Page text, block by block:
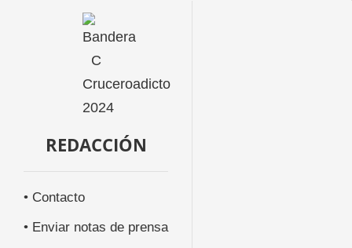
REDACCIÓN
• Contacto
• Enviar notas de prensa